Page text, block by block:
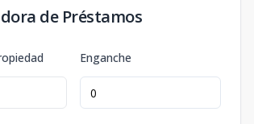
de Préstamos
Enganche